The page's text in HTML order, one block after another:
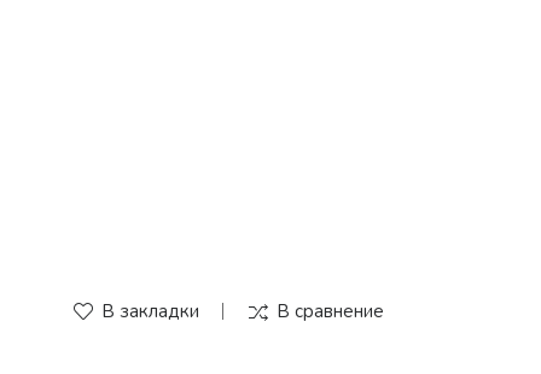
В закладки В сравнение